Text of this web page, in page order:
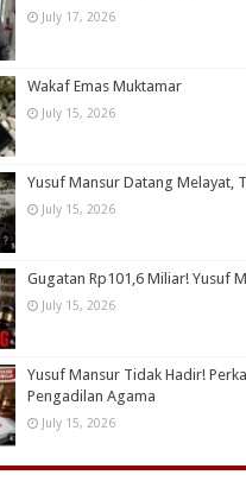
July 17, 2026
Wakaf Emas Muktamar
July 15, 2026
Yusuf Mansur Datang Melayat,
July 15, 2026
Gugatan Rp101,6 Miliar! Yusuf
July 15, 2026
Yusuf Mansur Tidak Hadir!
Pengadilan Agama
July 15, 2026